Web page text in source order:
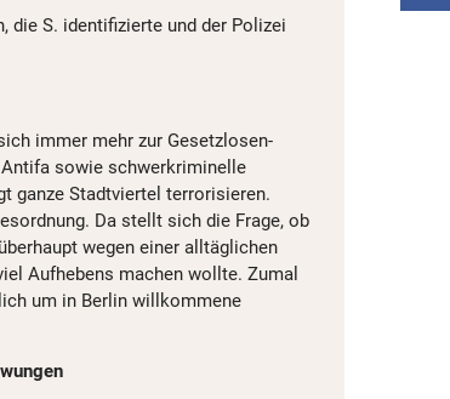
die S. identifizierte und der Polizei
immer mehr zur Gesetzlosen-
sowie schwerkriminelle
ganze Stadtviertel terrorisieren.
Da stellt sich die Frage, ob
wegen einer alltäglichen
Aufhebens machen wollte. Zumal
um in Berlin willkommene